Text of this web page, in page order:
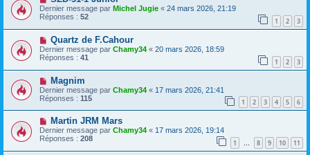
Dernier message par Michel Jugie « 24 mars 2026, 21:19
Réponses : 52 1 2 3
Quartz de F.Cahour
Dernier message par Chamy34 « 20 mars 2026, 18:59
Réponses : 41 1 2 3
Magnim
Dernier message par Chamy34 « 17 mars 2026, 21:41
Réponses : 115 1 2 3 4 5 6
Martin JRM Mars
Dernier message par Chamy34 « 17 mars 2026, 19:14
Réponses : 208 1 … 8 9 10 11